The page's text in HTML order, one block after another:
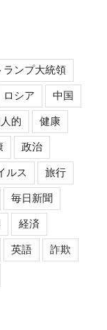
ランプ大統領
ロシア 中国
的 健康
政治
ルス 旅行
毎日新聞
経済
英語 詐欺